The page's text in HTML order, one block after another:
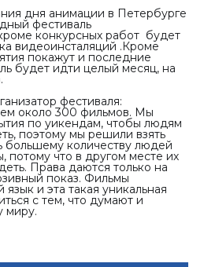
дня анимации в Петербурге
фестиваль
конкурсных работ будет
видеоинсталяций .Кроме
покажут и последние
будет идти целый месяц, на
фестиваля:
около 300 фильмов. Мы
по уикендам, чтобы людям
поэтому мы решили взять
большему количеству людей
потому что в другом месте их
Права даются только на
показ. Фильмы
и эта такая уникальная
с тем, что думают и
миру.